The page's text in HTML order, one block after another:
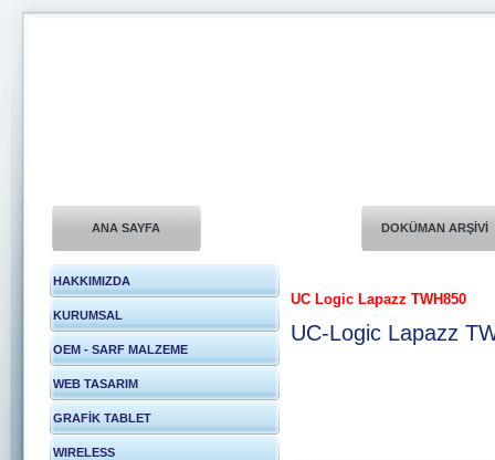
ANA SAYFA DOKÜMAN ARŞİVİ
HAKKIMIZDA
KURUMSAL
OEM - SARF MALZEME
WEB TASARIM
GRAFİK TABLET
WIRELESS
UC Logic Lapazz TWH850
UC-Logic Lapazz